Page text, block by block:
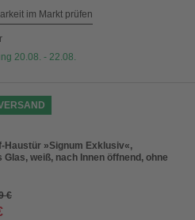
im Markt prüfen
20.08. - 22.08.
Haustür »Signum Exklusiv«,
weiß, nach Innen öffnend, ohne
€